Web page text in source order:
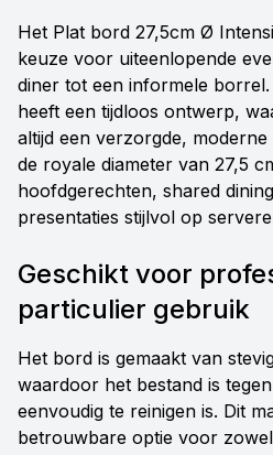
Het Plat bord 27,5cm Ø
keuze voor uiteenlopende
diner tot een informele
heeft een tijdloos ontwerp,
altijd een verzorgde,
de royale diameter van 27,5
hoofdgerechten, shared
presentaties stijlvol op
Geschikt voor
particulier gebruik
Het bord is gemaakt van
waardoor het bestand is
eenvoudig te reinigen is. Dit
betrouwbare optie voor